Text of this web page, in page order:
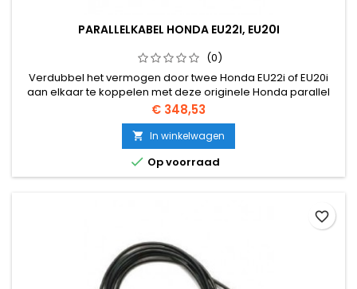
PARALLELKABEL HONDA EU22I, EU20I
(0)
Verdubbel het vermogen door twee Honda EU22i of EU20i
aan elkaar te koppelen met deze originele Honda parallel
kabel. Koop altijd een originele Honda kabel i.v.m. garantie.
Prijs
€ 348,53
 In winkelwagen
 Op voorraad
favorite_border